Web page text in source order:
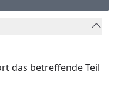
das betreffende Teil